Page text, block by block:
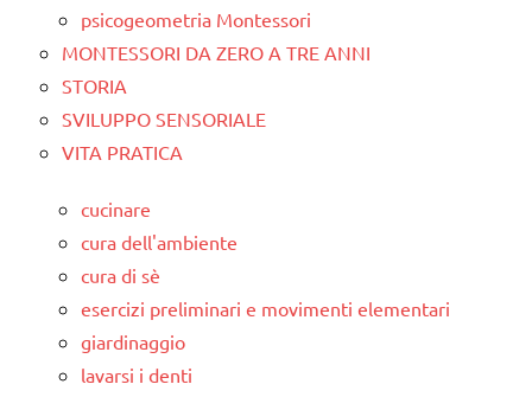
psicogeometria Montessori
MONTESSORI DA ZERO A TRE ANNI
STORIA
SVILUPPO SENSORIALE
VITA PRATICA
cucinare
cura dell'ambiente
cura di sè
esercizi preliminari e movimenti elementari
giardinaggio
lavarsi i denti